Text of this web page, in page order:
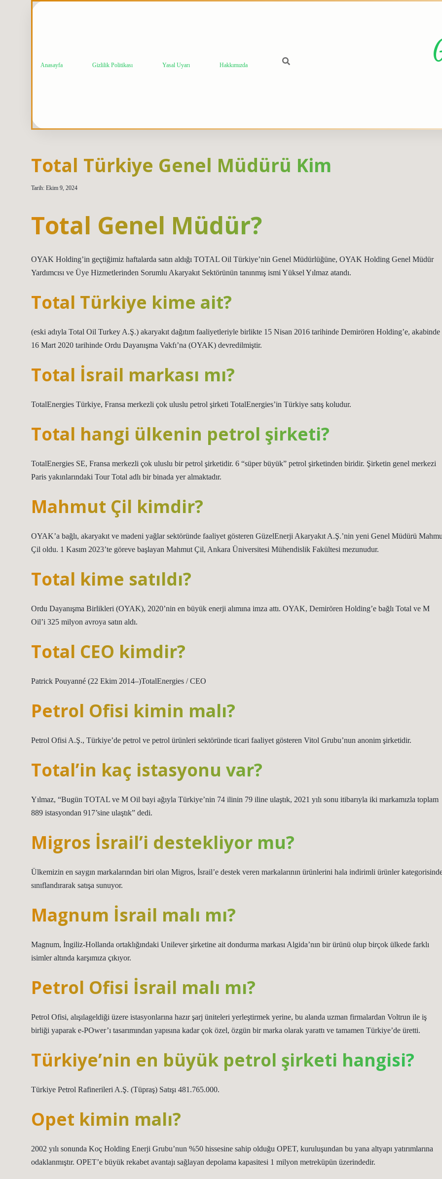
Anasayfa Gizlilik Politikası Yasal Uyarı Hakkımızda
Total Türkiye Genel Müdürü Kim
Tarih: Ekim 9, 2024
Total Genel Müdür?
OYAK Holding’in geçtiğimiz haftalarda satın aldığı TOTAL Oil Türkiye’nin Genel Müdürlüğüne, OYAK Holding Genel Müdür
Yardımcısı ve Üye Hizmetlerinden Sorumlu Akaryakıt Sektörünün tanınmış ismi Yüksel Yılmaz atandı.
Total Türkiye kime ait?
(eski adıyla Total Oil Turkey A.Ş.) akaryakıt dağıtım faaliyetleriyle birlikte 15 Nisan 2016 tarihinde Demirören Holding’e, akabinde
16 Mart 2020 tarihinde Ordu Dayanışma Vakfı’na (OYAK) devredilmiştir.
Total İsrail markası mı?
TotalEnergies Türkiye, Fransa merkezli çok uluslu petrol şirketi TotalEnergies’in Türkiye satış koludur.
Total hangi ülkenin petrol şirketi?
TotalEnergies SE, Fransa merkezli çok uluslu bir petrol şirketidir. 6 “süper büyük” petrol şirketinden biridir. Şirketin genel merkezi
Paris yakınlarındaki Tour Total adlı bir binada yer almaktadır.
Mahmut Çil kimdir?
OYAK’a bağlı, akaryakıt ve madeni yağlar sektöründe faaliyet gösteren GüzelEnerji Akaryakıt A.Ş.’nin yeni Genel Müdürü
Çil oldu. 1 Kasım 2023’te göreve başlayan Mahmut Çil, Ankara Üniversitesi Mühendislik Fakültesi mezunudur.
Total kime satıldı?
Ordu Dayanışma Birlikleri (OYAK), 2020’nin en büyük enerji alımına imza attı. OYAK, Demirören Holding’e bağlı Total ve M
Oil’i 325 milyon avroya satın aldı.
Total CEO kimdir?
Patrick Pouyanné (22 Ekim 2014–)TotalEnergies / CEO
Petrol Ofisi kimin malı?
Petrol Ofisi A.Ş., Türkiye’de petrol ve petrol ürünleri sektöründe ticari faaliyet gösteren Vitol Grubu’nun anonim şirketidir.
Total’in kaç istasyonu var?
Yılmaz, “Bugün TOTAL ve M Oil bayi ağıyla Türkiye’nin 74 ilinin 79 iline ulaştık, 2021 yılı sonu itibarıyla iki markamızla toplam
889 istasyondan 917’sine ulaştık” dedi.
Migros İsrail’i destekliyor mu?
Ülkemizin en saygın markalarından biri olan Migros, İsrail’e destek veren markalarının ürünlerini hala indirimli ürünler
sınıflandırarak satışa sunuyor.
Magnum İsrail malı mı?
Magnum, İngiliz-Hollanda ortaklığındaki Unilever şirketine ait dondurma markası Algida’nın bir ürünü olup birçok ülkede farklı
isimler altında karşımıza çıkıyor.
Petrol Ofisi İsrail malı mı?
Petrol Ofisi, alışılageldiği üzere istasyonlarına hazır şarj üniteleri yerleştirmek yerine, bu alanda uzman firmalardan Voltrun ile iş
birliği yaparak e-POwer’ı tasarımından yapısına kadar çok özel, özgün bir marka olarak yarattı ve tamamen Türkiye’de üretti.
Türkiye’nin en büyük petrol şirketi hangisi?
Türkiye Petrol Rafinerileri A.Ş. (Tüpraş) Satışı 481.765.000.
Opet kimin malı?
2002 yılı sonunda Koç Holding Enerji Grubu’nun %50 hissesine sahip olduğu OPET, kuruluşundan bu yana altyapı yatırımlarına
odaklanmıştır. OPET’e büyük rekabet avantajı sağlayan depolama kapasitesi 1 milyon metreküpün üzerindedir.